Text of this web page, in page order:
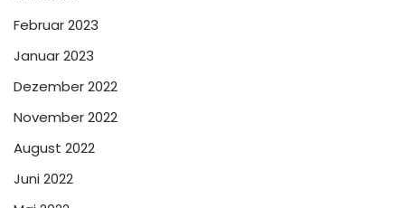
Februar 2023
Januar 2023
Dezember 2022
November 2022
August 2022
Juni 2022